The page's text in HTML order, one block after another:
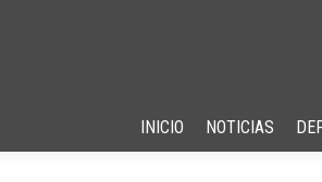
INICIO NOTICIAS